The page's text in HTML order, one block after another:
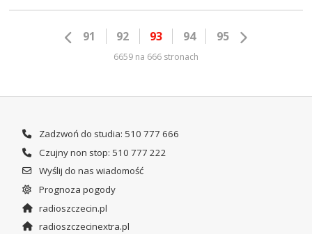
91 92 93 94 95
6659 na 666 stronach
Zadzwoń do studia: 510 777 666
Czujny non stop: 510 777 222
Wyślij do nas wiadomość
Prognoza pogody
radioszczecin.pl
radioszczecinextra.pl